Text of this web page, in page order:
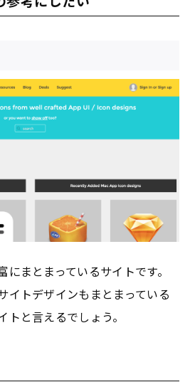
まとまっているサイトです。
イトデザインもまとまっている
と言えるでしょう。